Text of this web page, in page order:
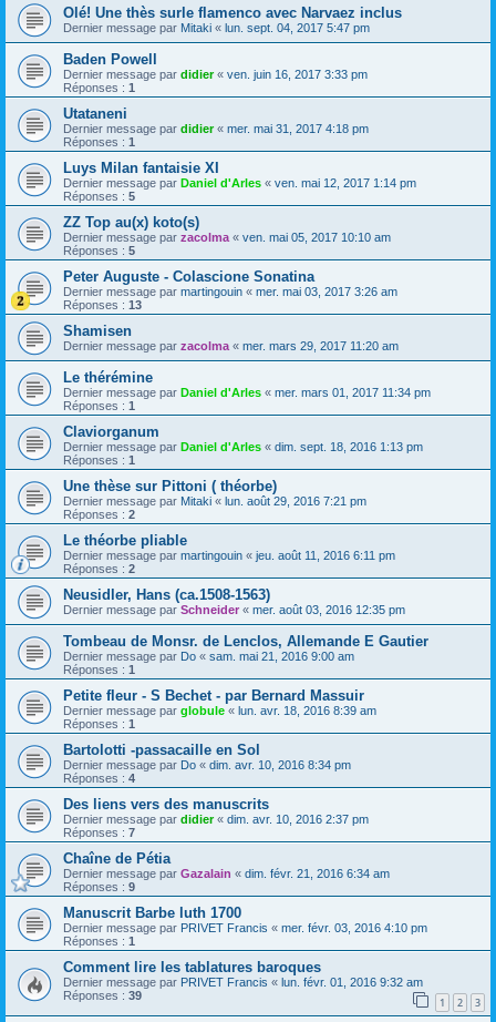
Olé! Une thès surle flamenco avec Narvaez inclus
Dernier message par Mitaki « lun. sept. 04, 2017 5:47 pm
Baden Powell
Dernier message par didier« ven. juin 16, 2017 3:33 pm
Réponses : 1
Utataneni
Dernier message par didier« mer. mai 31, 2017 4:18 pm
Réponses : 1
Luys Milan fantaisie XI
Dernier message par Daniel d'Arles « ven. mai 12, 2017 1:14 pm
Réponses : 5
ZZ Top au(x) koto(s)
Dernier message par zacolma « ven. mai 05, 2017 10:10 am
Réponses : 5
Peter Auguste - Colascione Sonatina
Dernier message par martingouin « mer. mai 03, 2017 3:26 am
Réponses : 13
Shamisen
Dernier message par zacolma « mer. mars 29, 2017 11:20 am
Le thérémine
Dernier message par Daniel d'Arles « mer. mars 01, 2017 11:34 pm
Réponses : 1
Claviorganum
Dernier message par Daniel d'Arles « dim. sept. 18, 2016 1:13 pm
Réponses : 1
Une thèse sur Pittoni ( théorbe)
Dernier message par Mitaki « lun. août 29, 2016 7:21 pm
Réponses : 2
Le théorbe pliable
Dernier message par martingouin « jeu. août 11, 2016 6:11 pm
Réponses : 2
Neusidler, Hans (ca.1508-1563)
Dernier message par Schneider « mer. août 03, 2016 12:35 pm
Tombeau de Monsr. de Lenclos, Allemande E Gautier
Dernier message par Do « sam. mai 21, 2016 9:00 am
Réponses : 1
Petite fleur - S Bechet - par Bernard Massuir
Dernier message par globule « lun. avr. 18, 2016 8:39 am
Réponses : 1
Bartolotti -passacaille en Sol
Dernier message par Do « dim. avr. 10, 2016 8:34 pm
Réponses : 4
Des liens vers des manuscrits
Dernier message par didier« dim. avr. 10, 2016 2:37 pm
Réponses : 7
Chaîne de Pétia
Dernier message par Gazalain « dim. févr. 21, 2016 6:34 am
Réponses : 9
Manuscrit Barbe luth 1700
Dernier message par PRIVET Francis « mer. févr. 03, 2016 4:10 pm
Réponses : 1
Comment lire les tablatures baroques
Dernier message par PRIVET Francis « lun. févr. 01, 2016 9:32 am
Réponses : 39 1 2 3